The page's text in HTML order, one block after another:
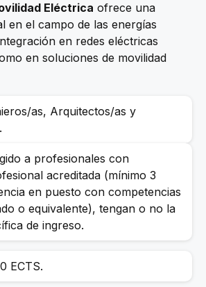
Eléctrica ofrece una
en el campo de las energías
en redes eléctricas
en soluciones de movilidad
as, Arquitectos/as y
a profesionales con
acreditada (mínimo 3
en puesto con competencias
o equivalente), tengan o no la
de ingreso.
ECTS.